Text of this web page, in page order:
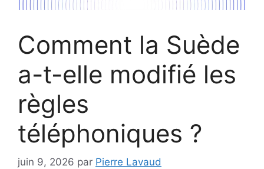
Comment la Suède
a-t-elle modifié les
règles
téléphoniques ?
juin 9, 2026 par Pierre Lavaud